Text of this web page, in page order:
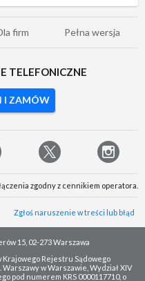
firm Pełna wersja
TELEFONICZNE
I ZAMÓW
zgodny z cennikiem operatora.
Zgłoś naruszenie w treści lub błąd
15, 02-273 Warszawa
Rejestru Sądowego
w Warszawie, Wydział XIV
pod numerem KRS 0000117710, o